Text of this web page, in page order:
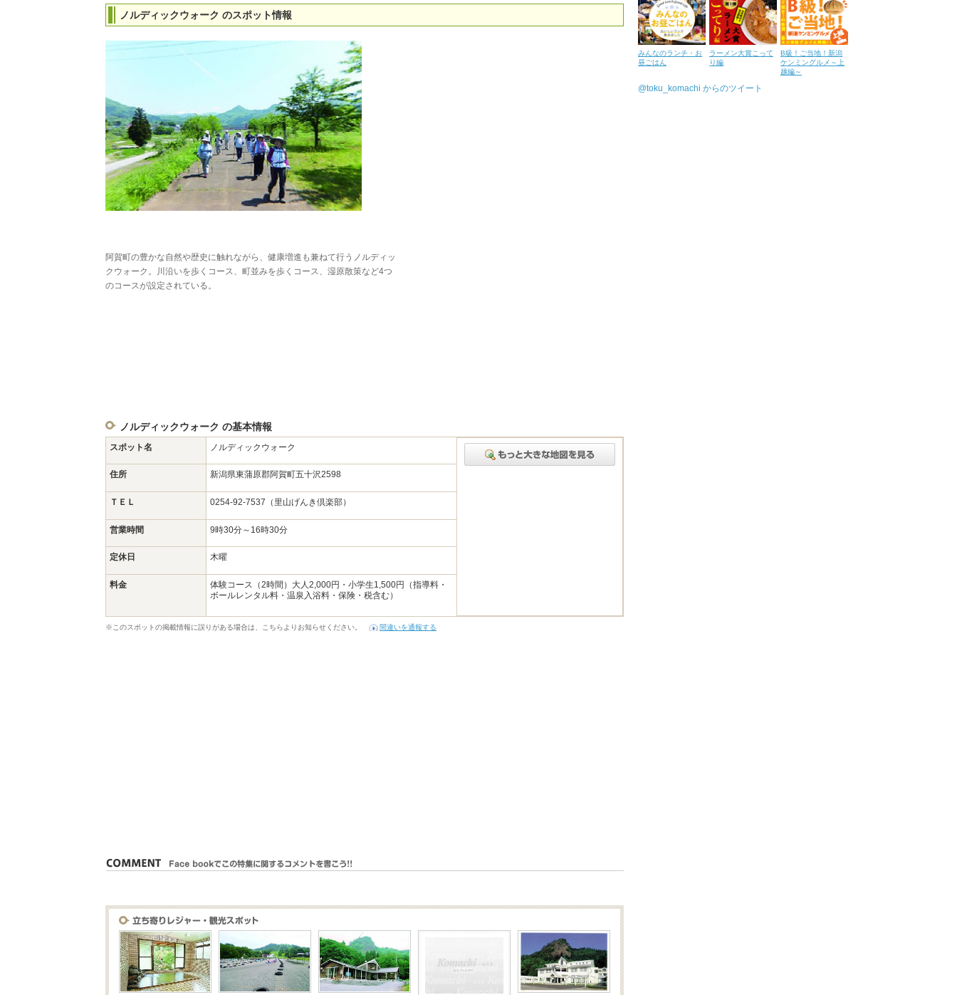
ノルディックウォーク のスポット情報
阿賀町の豊かな自然や歴史に触れながら、健康増進も兼ねて行うノルディッ
クウォーク。川沿いを歩くコース、町並みを歩くコース、湿原散策など4つ
のコースが設定されている。
ノルディックウォーク の基本情報
スポット名 ノルディックウォーク
住所 新潟県東蒲原郡阿賀町五十沢2598
ＴＥＬ 0254-92-7537（里山げんき倶楽部）
営業時間 9時30分～16時30分
定休日 木曜
料金
体験コース（2時間）大人2,000円・小学生1,500円（指導料・
ボールレンタル料・温泉入浴料・保険・税含む）
※このスポットの掲載情報に誤りがある場合は、こちらよりお知らせください。 間違いを通報する
みんなのランチ・お
昼ごはん
ラーメン大賞こって
り編
B級！ご当地！新潟
ケンミングルメ～上
越編～
@toku_komachi からのツイート